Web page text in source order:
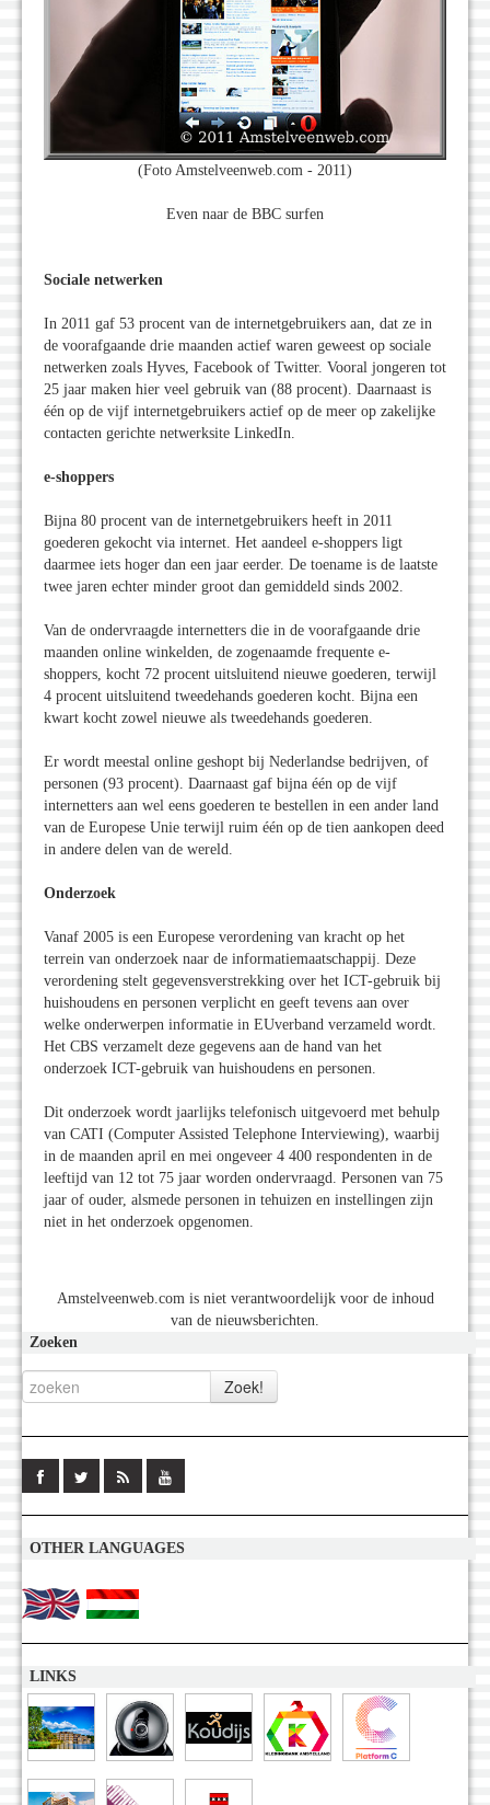
(Foto Amstelveenweb.com - 2011)
Even naar de BBC surfen
Sociale netwerken
In 2011 gaf 53 procent van de internetgebruikers aan, dat ze in
de voorafgaande drie maanden actief waren geweest op sociale
netwerken zoals Hyves, Facebook of Twitter. Vooral jongeren tot
25 jaar maken hier veel gebruik van (88 procent). Daarnaast is
één op de vijf internetgebruikers actief op de meer op zakelijke
contacten gerichte netwerksite LinkedIn.
e-shoppers
Bijna 80 procent van de internetgebruikers heeft in 2011
goederen gekocht via internet. Het aandeel e-shoppers ligt
daarmee iets hoger dan een jaar eerder. De toename is de laatste
twee jaren echter minder groot dan gemiddeld sinds 2002.
Van de ondervraagde internetters die in de voorafgaande drie
maanden online winkelden, de zogenaamde frequente e-
shoppers, kocht 72 procent uitsluitend nieuwe goederen, terwijl
4 procent uitsluitend tweedehands goederen kocht. Bijna een
kwart kocht zowel nieuwe als tweedehands goederen.
Er wordt meestal online geshopt bij Nederlandse bedrijven, of
personen (93 procent). Daarnaast gaf bijna één op de vijf
internetters aan wel eens goederen te bestellen in een ander land
van de Europese Unie terwijl ruim één op de tien aankopen deed
in andere delen van de wereld.
Onderzoek
Vanaf 2005 is een Europese verordening van kracht op het
terrein van onderzoek naar de informatiemaatschappij. Deze
verordening stelt gegevensverstrekking over het ICT-gebruik bij
huishoudens en personen verplicht en geeft tevens aan over
welke onderwerpen informatie in EUverband verzameld wordt.
Het CBS verzamelt deze gegevens aan de hand van het
onderzoek ICT-gebruik van huishoudens en personen.
Dit onderzoek wordt jaarlijks telefonisch uitgevoerd met behulp
van CATI (Computer Assisted Telephone Interviewing), waarbij
in de maanden april en mei ongeveer 4 400 respondenten in de
leeftijd van 12 tot 75 jaar worden ondervraagd. Personen van 75
jaar of ouder, alsmede personen in tehuizen en instellingen zijn
niet in het onderzoek opgenomen.
Amstelveenweb.com is niet verantwoordelijk voor de inhoud
van de nieuwsberichten.
Zoeken
OTHER LANGUAGES
LINKS